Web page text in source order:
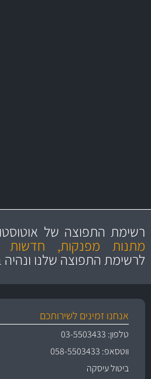
מקצועיות
ושירות מצויין
רשימת התפוצה של
מתנות מפנקות, חדשות
לרשימת התפוצה שלנו
אנחנו זמינים לשירותכם
טלפון: 03-5503433
ווטסאפ: 058-5503433
ביטול עיסקה